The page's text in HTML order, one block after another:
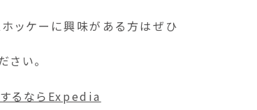
ホッケーに興味がある方はぜひ
さい。
るならExpedia